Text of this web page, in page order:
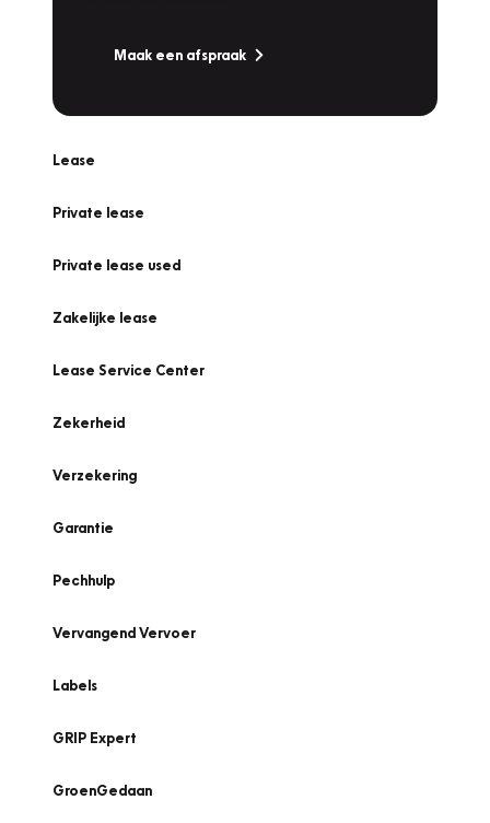
Maak een afspraak
Lease
Private lease
Private lease used
Zakelijke lease
Lease Service Center
Zekerheid
Verzekering
Garantie
Pechhulp
Vervangend Vervoer
Labels
GRIP Expert
GroenGedaan